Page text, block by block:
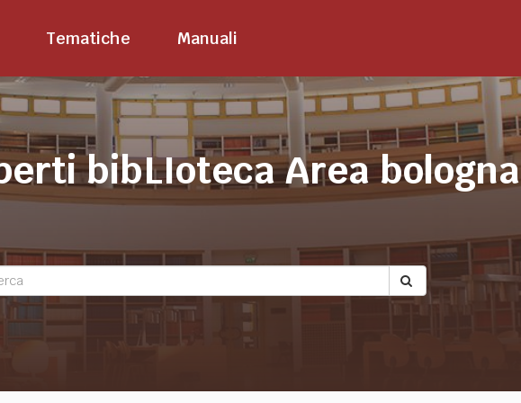
Tematiche Manuali
bibLIoteca Area bologna